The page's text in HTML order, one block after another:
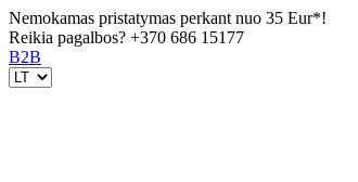
Nemokamas pristatymas perkant nuo 35 Eur*!
Reikia pagalbos? +370 686 15177
B2B